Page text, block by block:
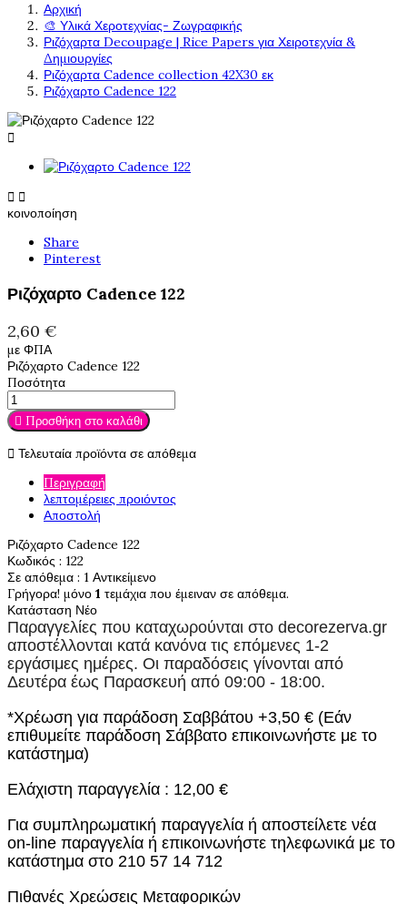
Αρχική
🎨 Υλικά Χεροτεχνίας- Ζωγραφικής
Ριζόχαρτα Decoupage | Rice Papers για Χειροτεχνία &
Δημιουργίες
Ριζόχαρτα Cadence collection 42X30 εκ
Ριζόχαρτο Cadence 122

 
κοινοποίηση
Share
Pinterest
Ριζόχαρτο Cadence 122
2,60 €
με ΦΠΑ
Ριζόχαρτο Cadence 122
Ποσότητα
 Προσθήκη στο καλάθι
 Τελευταία προϊόντα σε απόθεμα
Περιγραφή
λεπτομέρειες προιόντος
Αποστολή
Ριζόχαρτο Cadence 122
Κωδικός : 122
Σε απόθεμα : 1 Αντικείμενο
Γρήγορα! μόνο 1 τεμάχια που έμειναν σε απόθεμα.
Κατάσταση Νέο
Παραγγελίες που καταχωρούνται στο decorezerva.gr
αποστέλλονται κατά κανόνα τις επόμενες 1-2
εργάσιμες ημέρες. Οι παραδόσεις γίνονται από
Δευτέρα έως Παρασκευή από 09:00 - 18:00.
*Χρέωση για παράδοση Σαββάτου +3,50 € (Εάν
επιθυμείτε παράδοση Σάββατο επικοινωνήστε με το
κατάστημα)
Ελάχιστη παραγγελία : 12,00 €
Για συμπληρωματική παραγγελία ή αποστείλετε νέα
on-line παραγγελία ή επικοινωνήστε τηλεφωνικά με το
κατάστημα στο 210 57 14 712
Πιθανές Χρεώσεις Μεταφορικών